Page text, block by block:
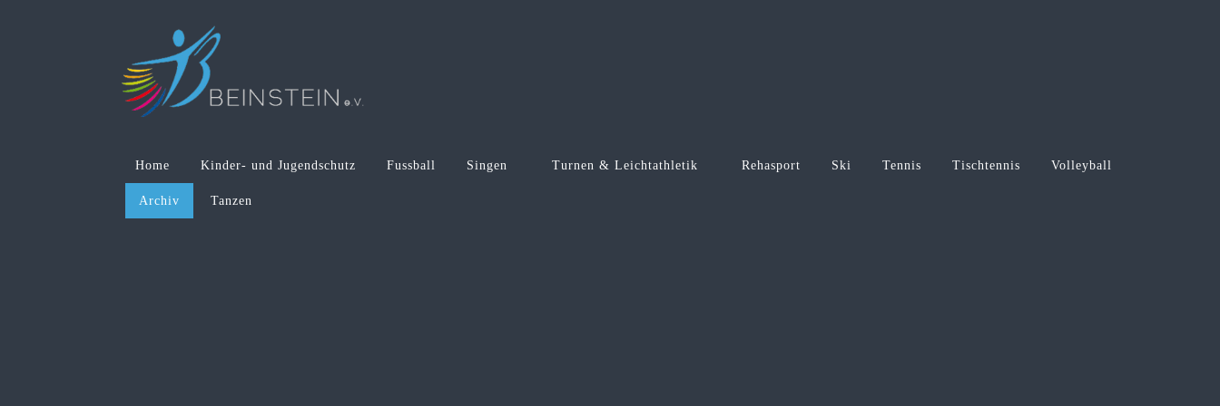
Home Kinder- und Jugendschutz Fussball Singen Turnen & Leichtathletik Rehasport Ski Tennis Tischtennis Volleyball
Archiv Tanzen